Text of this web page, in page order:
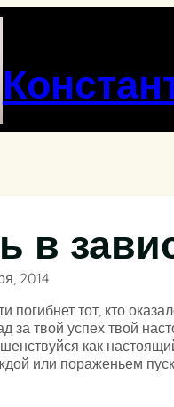
в
2014
погибнет тот, кто
за твой успех твой
как
или пораженьем